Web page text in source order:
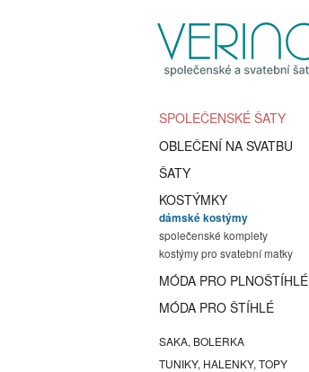
SPOLEČENSKÉ ŠATY
OBLEČENÍ NA SVATBU
ŠATY
KOSTÝMKY
dámské kostýmy
společenské komplety
kostýmy pro svatební matky
MÓDA PRO PLNOŠTÍHLÉ
MÓDA PRO ŠTÍHLÉ
SAKA, BOLERKA
TUNIKY, HALENKY, TOPY